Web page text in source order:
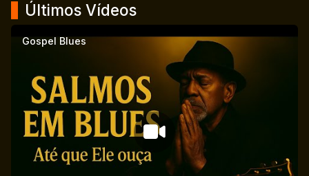
Últimos Vídeos
Gospel Blues